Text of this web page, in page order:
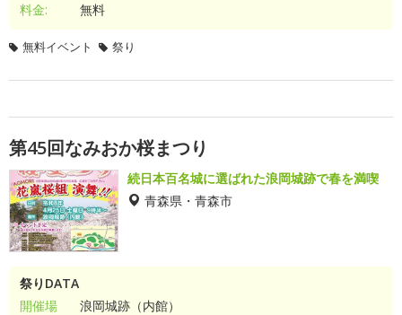
料金:
無料
無料イベント 祭り
第45回なみおか桜まつり
続日本百名城に選ばれた浪岡城跡で春を満喫
青森県・青森市
祭りDATA
開催場
浪岡城跡（内館）